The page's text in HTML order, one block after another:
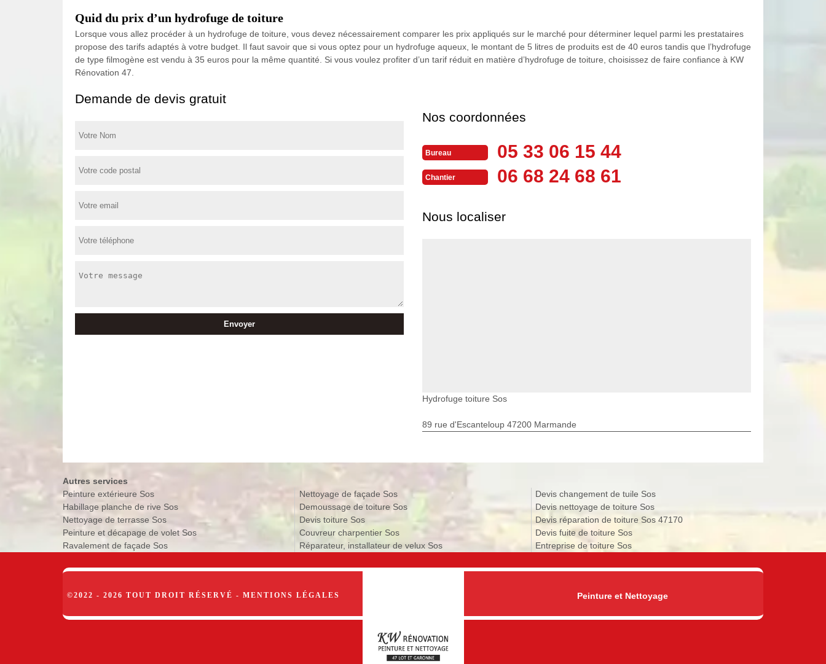
Quid du prix d’un hydrofuge de toiture
Lorsque vous allez procéder à un hydrofuge de toiture, vous devez nécessairement comparer les prix appliqués sur le marché pour déterminer lequel parmi les prestataires
propose des tarifs adaptés à votre budget. Il faut savoir que si vous optez pour un hydrofuge aqueux, le montant de 5 litres de produits est de 40 euros tandis que l’hydrofuge
de type filmogène est vendu à 35 euros pour la même quantité. Si vous voulez profiter d’un tarif réduit en matière d’hydrofuge de toiture, choisissez de faire confiance à KW
Rénovation 47.
Demande de devis gratuit
Nos coordonnées
Bureau 05 33 06 15 44
Chantier 06 68 24 68 61
Nous localiser
Hydrofuge toiture Sos
89 rue d'Escanteloup 47200 Marmande
Autres services
Peinture extérieure Sos
Habillage planche de rive Sos
Nettoyage de terrasse Sos
Peinture et décapage de volet Sos
Ravalement de façade Sos
Nettoyage de façade Sos
Demoussage de toiture Sos
Devis toiture Sos
Couvreur charpentier Sos
Réparateur, installateur de velux Sos
Devis changement de tuile Sos
Devis nettoyage de toiture Sos
Devis réparation de toiture Sos 47170
Devis fuite de toiture Sos
Entreprise de toiture Sos
©2022 - 2026 TOUT DROIT RÉSERVÉ - MENTIONS LÉGALES Peinture et Nettoyage